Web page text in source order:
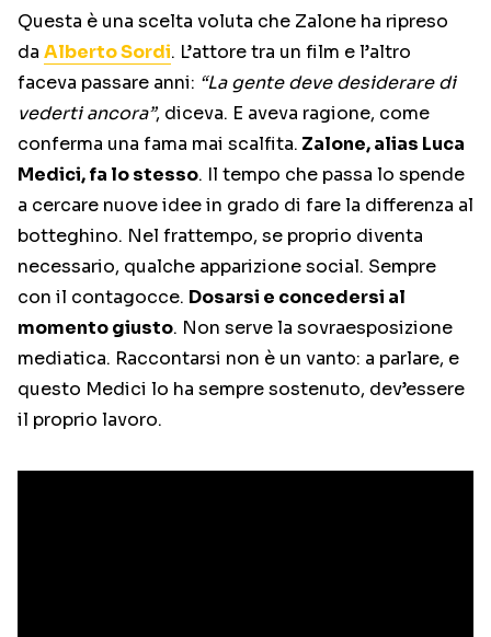
Questa è una scelta voluta che Zalone ha ripreso
da Alberto Sordi. L’attore tra un film e l’altro
faceva passare anni: “La gente deve desiderare di
vederti ancora”, diceva. E aveva ragione, come
conferma una fama mai scalfita. Zalone, alias Luca
Medici, fa lo stesso. Il tempo che passa lo spende
a cercare nuove idee in grado di fare la differenza al
botteghino. Nel frattempo, se proprio diventa
necessario, qualche apparizione social. Sempre
con il contagocce. Dosarsi e concedersi al
momento giusto. Non serve la sovraesposizione
mediatica. Raccontarsi non è un vanto: a parlare, e
questo Medici lo ha sempre sostenuto, dev’essere
il proprio lavoro.